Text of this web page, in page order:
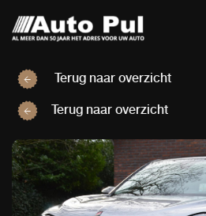
Terug naar overzicht
Terug naar overzicht